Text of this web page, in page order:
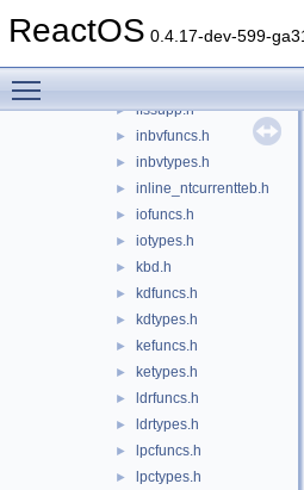
ReactOS 0.4.17-dev-599-
► extypes.h
► ifssupp.h
► inbvfuncs.h
► inbvtypes.h
► inline_ntcurrentteb.h
► iofuncs.h
► iotypes.h
► kbd.h
► kdfuncs.h
► kdtypes.h
► kefuncs.h
► ketypes.h
► ldrfuncs.h
► ldrtypes.h
► lpcfuncs.h
► lpctypes.h